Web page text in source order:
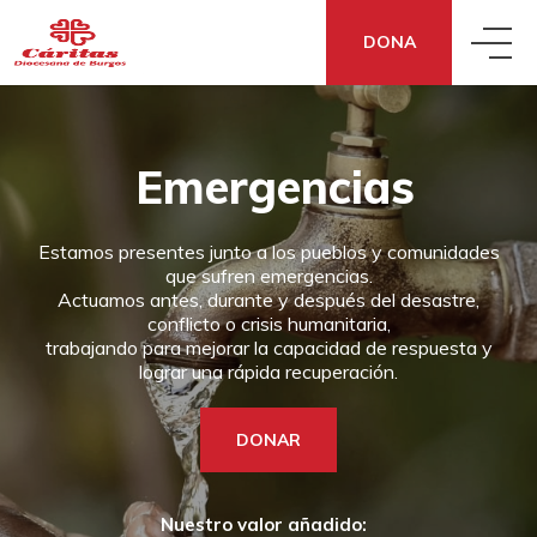
DONA
DÓNDE ESTAMOS
TRANSPARENCIA
CÓMO NOS FINANCIAMOS
ACCIÓN SOCIAL
ECONOMÍA SOCIAL Y SOLIDARIA
COOPERACIÓN FRATERNA
QUÉ DECIMOS
QUÉ PUEDES HACER TÚ
¿NECESITAS APOYO?
Emergencias
Estamos presentes junto a los pueblos y comunidades
que sufren emergencias.
Actuamos antes, durante y después del desastre,
conflicto o crisis humanitaria,
trabajando para mejorar la capacidad de respuesta y
lograr una rápida recuperación.
DONAR
Nuestro valor añadido: